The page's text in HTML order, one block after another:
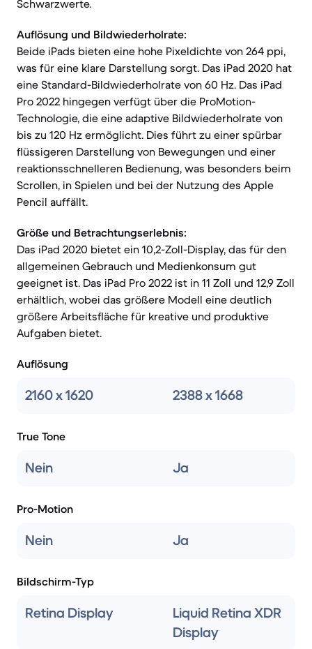
Schwarzwerte.
Auflösung und Bildwiederholrate:
Beide iPads bieten eine hohe Pixeldichte von 264 ppi,
was für eine klare Darstellung sorgt. Das iPad 2020 hat
eine Standard-Bildwiederholrate von 60 Hz. Das iPad
Pro 2022 hingegen verfügt über die ProMotion-
Technologie, die eine adaptive Bildwiederholrate von
bis zu 120 Hz ermöglicht. Dies führt zu einer spürbar
flüssigeren Darstellung von Bewegungen und einer
reaktionsschnelleren Bedienung, was besonders beim
Scrollen, in Spielen und bei der Nutzung des Apple
Pencil auffällt.
Größe und Betrachtungserlebnis:
Das iPad 2020 bietet ein 10,2-Zoll-Display, das für den
allgemeinen Gebrauch und Medienkonsum gut
geeignet ist. Das iPad Pro 2022 ist in 11 Zoll und 12,9 Zoll
erhältlich, wobei das größere Modell eine deutlich
größere Arbeitsfläche für kreative und produktive
Aufgaben bietet.
Auflösung
2160 x 1620 2388 x 1668
True Tone
Nein Ja
Pro-Motion
Nein Ja
Bildschirm-Typ
Retina Display
Liquid Retina XDR
Display